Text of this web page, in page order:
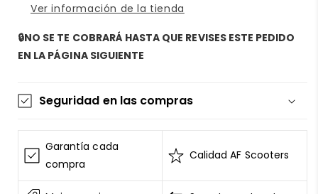
Potencia,
y
fiabilidad
SCOOTERS
Potencia,
tracción
y
fiabilidad
SCOOTERS
Ver información de la tienda
🔒NO SE TE COBRARÁ HASTA QUE REVISES ESTE PEDIDO
EN LA PÁGINA SIGUIENTE
Seguridad en las compras
La información de las tarjetas se mantiene
segura y sin riesgos
AF SCOOTERS
sigue el Estándar de Seguridad de
Datos para la Industria de Tarjeta de Pago
Garantía cada
compra
Calidad AF Scooters